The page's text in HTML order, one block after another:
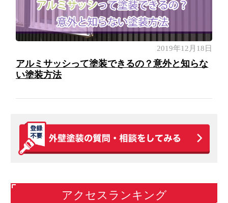
2019年12月18日
アルミサッシって塗装できるの？意外と知らな
い塗装方法
アクセスランキング